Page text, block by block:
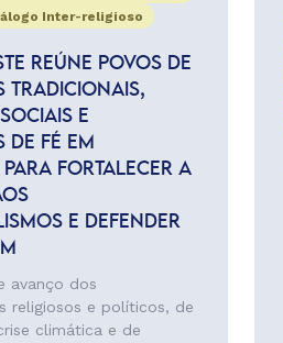
Inter-religioso
REÚNE POVOS DE
TRADICIONAIS,
E
DE FÉ EM
FORTALECER A
E DEFENDER
avanço dos
religiosos e políticos, de
climática e de